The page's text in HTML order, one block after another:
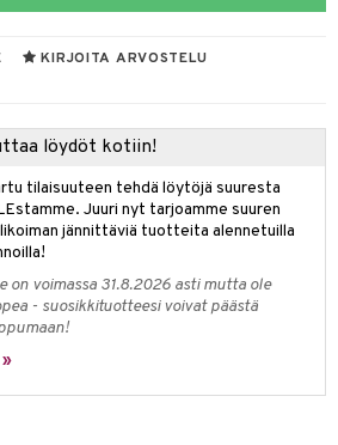
KIRJOITA ARVOSTELU
löydöt kotiin!
tilaisuuteen tehdä löytöjä suuresta
Juuri nyt tarjoamme suuren
jännittäviä tuotteita alennetuilla
on voimassa 31.8.2026 asti mutta ole
- suosikkituotteesi voivat päästä